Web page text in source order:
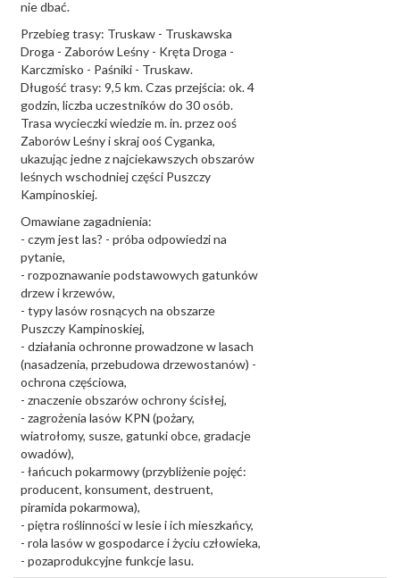
nie dbać.
Przebieg trasy: Truskaw - Truskawska
Droga - Zaborów Leśny - Kręta Droga -
Karczmisko - Paśniki - Truskaw.
Długość trasy: 9,5 km. Czas przejścia: ok. 4
godzin, liczba uczestników do 30 osób.
Trasa wycieczki wiedzie m. in. przez ooś
Zaborów Leśny i skraj ooś Cyganka,
ukazując jedne z najciekawszych obszarów
leśnych wschodniej części Puszczy
Kampinoskiej.
Omawiane zagadnienia:
- czym jest las? - próba odpowiedzi na
pytanie,
- rozpoznawanie podstawowych gatunków
drzew i krzewów,
- typy lasów rosnących na obszarze
Puszczy Kampinoskiej,
- działania ochronne prowadzone w lasach
(nasadzenia, przebudowa drzewostanów) -
ochrona częściowa,
- znaczenie obszarów ochrony ścisłej,
- zagrożenia lasów KPN (pożary,
wiatrołomy, susze, gatunki obce, gradacje
owadów),
- łańcuch pokarmowy (przybliżenie pojęć:
producent, konsument, destruent,
piramida pokarmowa),
- piętra roślinności w lesie i ich mieszkańcy,
- rola lasów w gospodarce i życiu człowieka,
- pozaprodukcyjne funkcje lasu.